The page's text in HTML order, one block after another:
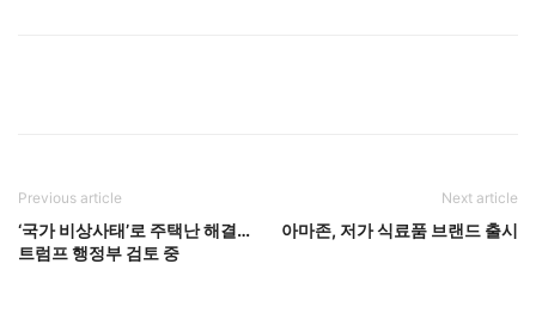
Previous article
‘국가 비상사태’로 주택난 해결…
트럼프 행정부 검토 중
Next article
아마존, 저가 식료품 브랜드 출시